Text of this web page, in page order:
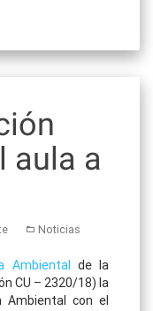
aula a
Noticias
Ambiental de la
CU – 2320/18) la
Ambiental con el